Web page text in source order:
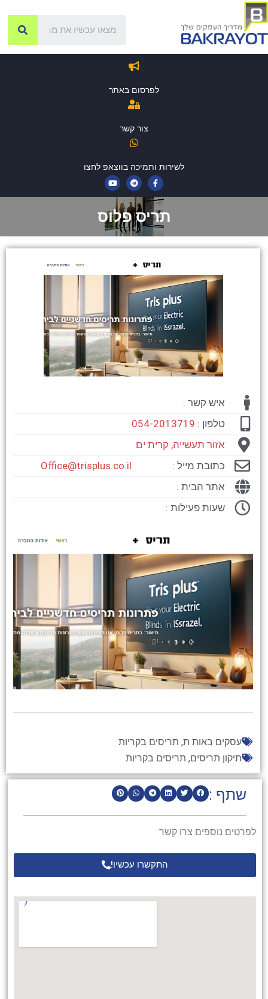
לפרסום באתר
צור קשר
לשירות ותמיכה בווצאפ לחצו
תריס פלוס
שתף :
לפרטים נוספים צרו קשר
התקשרו עכשיו!
איש קשר :
טלפון : 054-2013719
אזור תעשייה, קרית ים
כתובת מייל :
Office@trisplus.co.il
אתר הבית :
שעות פעילות :
עסקים באות ת, תריסים בקריות
תיקון תריסים, תריסים בקריות